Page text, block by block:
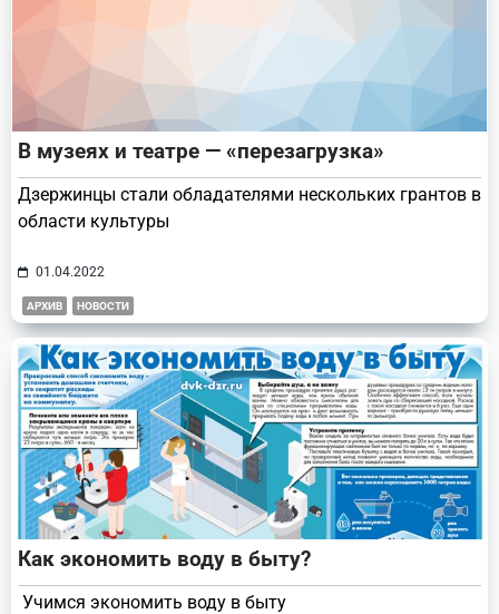
В музеях и театре — «перезагрузка»
Дзержинцы стали обладателями нескольких грантов в
области культуры
01.04.2022
АРХИВ НОВОСТИ
Как экономить воду в быту?
Учимся экономить воду в быту